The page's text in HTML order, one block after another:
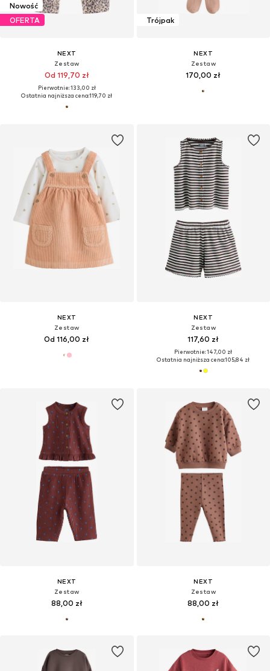
Nowość
OFERTA
NEXT
Zestaw
Od 119,70 zł
Pierwotnie: 133,00 zł
Ostatnia najniższa cena:119,70 zł
Trójpak
NEXT
Zestaw
170,00 zł
NEXT
Zestaw
Od 116,00 zł
NEXT
Zestaw
117,60 zł
Pierwotnie: 147,00 zł
Ostatnia najniższa cena:105,84 zł
NEXT
Zestaw
88,00 zł
NEXT
Zestaw
88,00 zł